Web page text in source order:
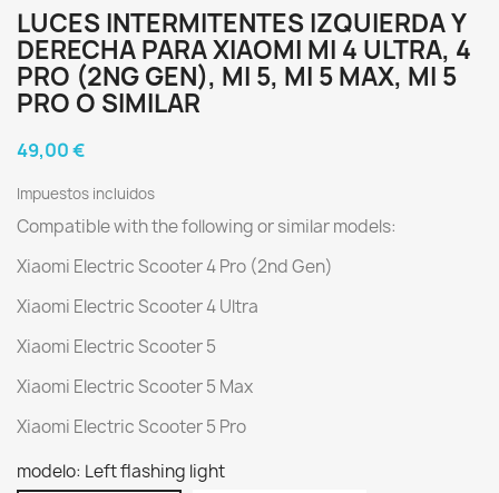
LUCES INTERMITENTES IZQUIERDA Y
DERECHA PARA XIAOMI MI 4 ULTRA, 4
PRO (2NG GEN), MI 5, MI 5 MAX, MI 5
PRO O SIMILAR
49,00 €
Impuestos incluidos
Compatible with the following or similar models:
Xiaomi Electric Scooter 4 Pro (2nd Gen)
Xiaomi Electric Scooter 4 Ultra
Xiaomi Electric Scooter 5
Xiaomi Electric Scooter 5 Max
Xiaomi Electric Scooter 5 Pro
modelo: Left flashing light